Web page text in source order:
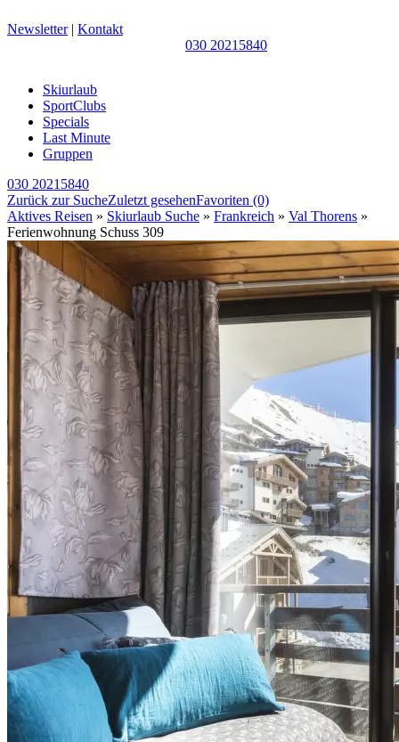
Newsletter| Kontakt
030 20215840
Skiurlaub
SportClubs
Specials
Last Minute
Gruppen
030 20215840
Zurück zur SucheZuletzt gesehenFavoriten (0)
Aktives Reisen » Skiurlaub Suche » Frankreich » Val Thorens »
Ferienwohnung Schuss 309